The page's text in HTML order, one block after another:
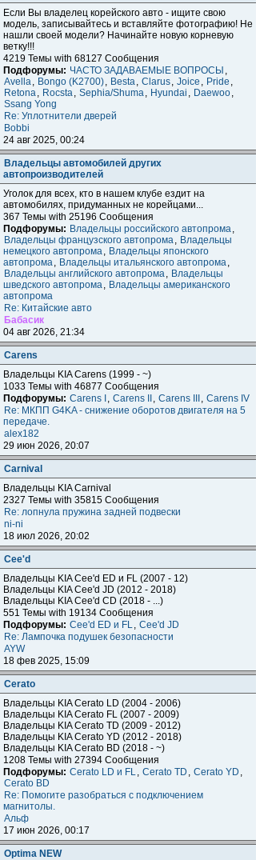
Если Вы владелец корейского авто - ищите свою
модель, записывайтесь и вставляйте фотографию! Не
нашли своей модели? Начинайте новую корневую
ветку!!!
4219 Темы with 68127 Сообщения
Подфорумы: ЧАСТО ЗАДАВАЕМЫЕ ВОПРОСЫ ,
Avella, Bongo (K2700), Besta, Clarus, Joice , Pride ,
Retona, Rocsta, Sephia/Shuma, Hyundai , Daewoo,
Ssang Yong
Re: Уплотнители дверей
Bobbi
24 авг 2025, 00:24
Владельцы автомобилей других
автопроизводителей
Уголок для всех, кто в нашем клубе ездит на
автомобилях, придуманных не корейцами...
367 Темы with 25196 Сообщения
Подфорумы: Владельцы российского автопрома,
Владельцы французского автопрома, Владельцы
немецкого автопрома, Владельцы японского
автопрома, Владельцы итальянского автопрома,
Владельцы английского автопрома, Владельцы
шведского автопрома, Владельцы американского
автопрома
Re: Китайские авто
Бабасик
04 авг 2026, 21:34
Carens
Владельцы KIA Carens (1999 - ~)
1033 Темы with 46877 Сообщения
Подфорумы: Carens I , Carens II , Carens III , Carens IV
Re: МКПП G4KA - снижение оборотов двигателя на 5
передаче.
alex182
29 июн 2026, 20:07
Carnival
Владельцы KIA Carnival
2327 Темы with 35815 Сообщения
Re: лопнула пружина задней подвески
ni-ni
18 июл 2026, 20:02
Cee'd
Владельцы KIA Cee'd ED и FL (2007 - 12)
Владельцы KIA Cee'd JD (2012 - 2018)
Владельцы KIA Cee'd CD (2018 - ...)
551 Темы with 19134 Сообщения
Подфорумы: Cee'd ED и FL, Cee'd JD
Re: Лампочка подушек безопасности
AYW
18 фев 2025, 15:09
Cerato
Владельцы KIA Cerato LD (2004 - 2006)
Владельцы KIA Cerato FL (2007 - 2009)
Владельцы KIA Cerato TD (2009 - 2012)
Владельцы KIA Cerato YD (2012 - 2018)
Владельцы KIA Cerato BD (2018 - ~)
1208 Темы with 27394 Сообщения
Подфорумы: Cerato LD и FL, Cerato TD , Cerato YD ,
Cerato BD
Re: Помогите разобраться с подключением
магнитолы.
Альф
17 июн 2026, 00:17
Optima NEW